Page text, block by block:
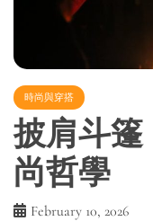
時尚與穿搭
披肩斗
尚哲學
February 10, 2026